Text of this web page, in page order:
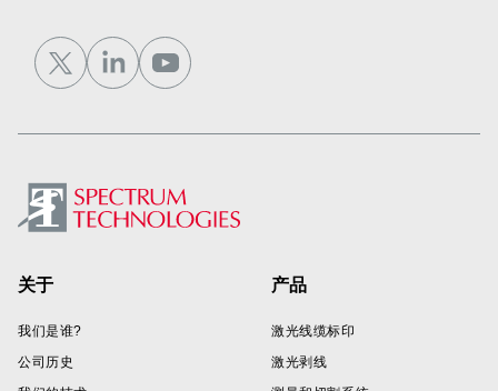
Footer
关于
我们是谁?
公司历史
产品
激光线缆标印
激光剥线